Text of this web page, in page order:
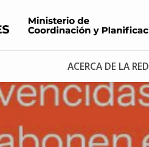
ACERCA DE LA RED